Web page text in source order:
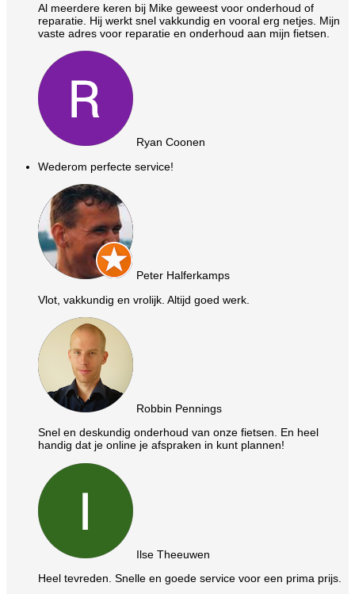
Al meerdere keren bij Mike geweest voor onderhoud of
reparatie. Hij werkt snel vakkundig en vooral erg netjes. Mijn
vaste adres voor reparatie en onderhoud aan mijn fietsen.
Ryan Coonen
Wederom perfecte service!
Peter Halferkamps
Vlot, vakkundig en vrolijk. Altijd goed werk.
Robbin Pennings
Snel en deskundig onderhoud van onze fietsen. En heel
handig dat je online je afspraken in kunt plannen!
Ilse Theeuwen
Heel tevreden. Snelle en goede service voor een prima prijs.